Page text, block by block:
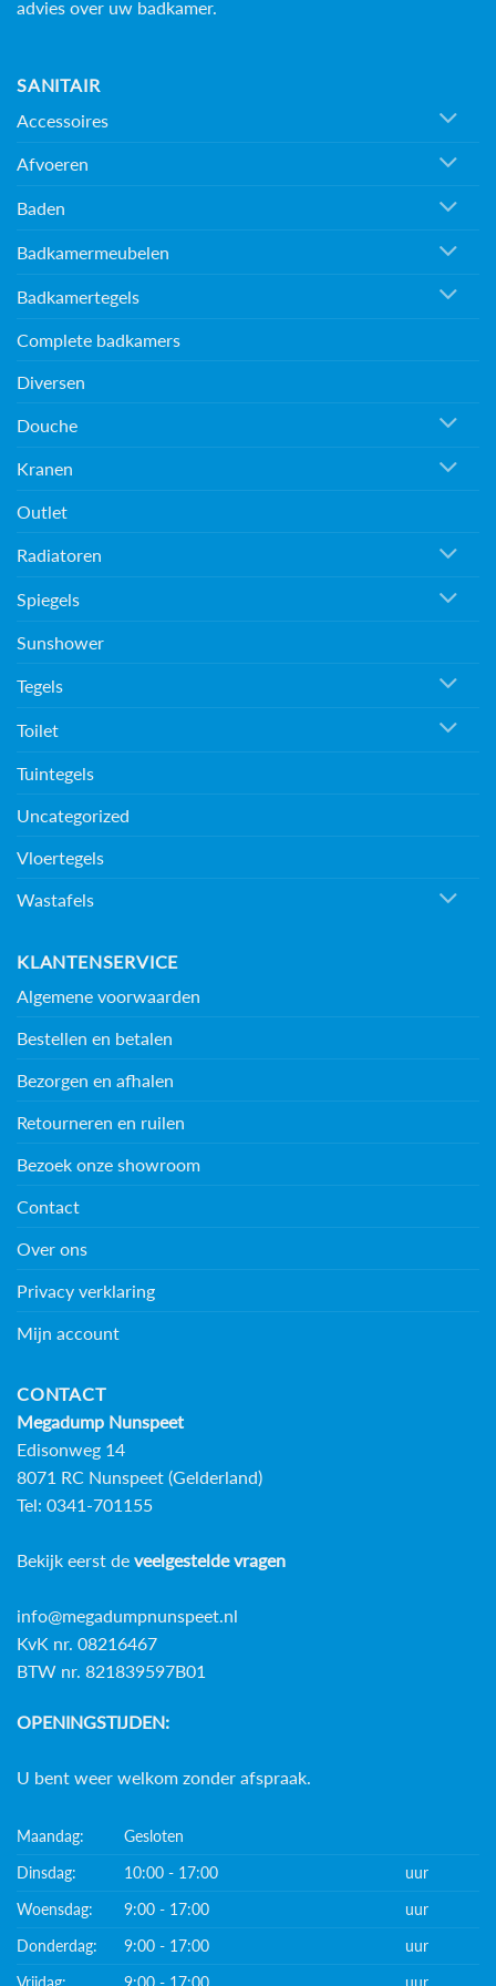
advies over uw badkamer.
SANITAIR
Accessoires
Afvoeren
Baden
Badkamermeubelen
Badkamertegels
Complete badkamers
Diversen
Douche
Kranen
Outlet
Radiatoren
Spiegels
Sunshower
Tegels
Toilet
Tuintegels
Uncategorized
Vloertegels
Wastafels
KLANTENSERVICE
Algemene voorwaarden
Bestellen en betalen
Bezorgen en afhalen
Retourneren en ruilen
Bezoek onze showroom
Contact
Over ons
Privacy verklaring
Mijn account
CONTACT
Megadump Nunspeet
Edisonweg 14
8071 RC Nunspeet (Gelderland)
Tel: 0341-701155
Bekijk eerst de veelgestelde vragen
info@megadumpnunspeet.nl
KvK nr. 08216467
BTW nr. 821839597B01
OPENINGSTIJDEN:
U bent weer welkom zonder afspraak.
Maandag:
Gesloten
Dinsdag:
10:00 - 17:00
uur
Woensdag:
9:00 - 17:00
uur
Donderdag:
9:00 - 17:00
uur